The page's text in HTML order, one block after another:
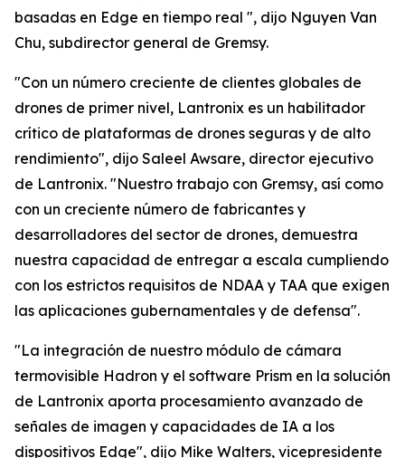
basadas en Edge en tiempo real ", dijo Nguyen Van
Chu, subdirector general de Gremsy.
"Con un número creciente de clientes globales de
drones de primer nivel, Lantronix es un habilitador
crítico de plataformas de drones seguras y de alto
rendimiento", dijo Saleel Awsare, director ejecutivo
de Lantronix. "Nuestro trabajo con Gremsy, así como
con un creciente número de fabricantes y
desarrolladores del sector de drones, demuestra
nuestra capacidad de entregar a escala cumpliendo
con los estrictos requisitos de NDAA y TAA que exigen
las aplicaciones gubernamentales y de defensa".
"La integración de nuestro módulo de cámara
termovisible Hadron y el software Prism en la solución
de Lantronix aporta procesamiento avanzado de
señales de imagen y capacidades de IA a los
dispositivos Edge", dijo Mike Walters, vicepresidente